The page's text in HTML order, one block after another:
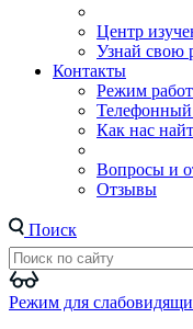
Центр
Узнай свою
Контакты
Режим
Как нас
Вопросы и
Отзывы
Поиск
Режим для